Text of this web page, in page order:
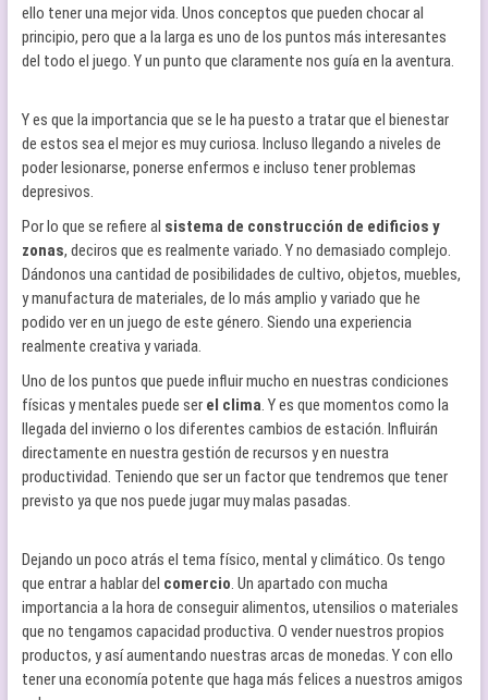
ello tener una mejor vida. Unos conceptos que pueden chocar al
principio, pero que a la larga es uno de los puntos más interesantes
del todo el juego. Y un punto que claramente nos guía en la aventura.
Y es que la importancia que se le ha puesto a tratar que el bienestar
de estos sea el mejor es muy curiosa. Incluso llegando a niveles de
poder lesionarse, ponerse enfermos e incluso tener problemas
depresivos.
Por lo que se refiere al sistema de construcción de edificios y
zonas, deciros que es realmente variado. Y no demasiado complejo.
Dándonos una cantidad de posibilidades de cultivo, objetos, muebles,
y manufactura de materiales, de lo más amplio y variado que he
podido ver en un juego de este género. Siendo una experiencia
realmente creativa y variada.
Uno de los puntos que puede influir mucho en nuestras condiciones
físicas y mentales puede ser el clima. Y es que momentos como la
llegada del invierno o los diferentes cambios de estación. Influirán
directamente en nuestra gestión de recursos y en nuestra
productividad. Teniendo que ser un factor que tendremos que tener
previsto ya que nos puede jugar muy malas pasadas.
Dejando un poco atrás el tema físico, mental y climático. Os tengo
que entrar a hablar del comercio. Un apartado con mucha
importancia a la hora de conseguir alimentos, utensilios o materiales
que no tengamos capacidad productiva. O vender nuestros propios
productos, y así aumentando nuestras arcas de monedas. Y con ello
tener una economía potente que haga más felices a nuestros amigos